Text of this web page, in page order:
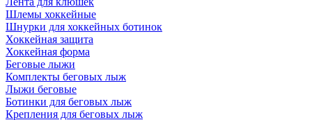
Шлемы хоккейные
Шнурки для хоккейных ботинок
Хоккейная защита
Хоккейная форма
Беговые лыжи
Комплекты беговых лыж
Лыжи беговые
Ботинки для беговых лыж
Крепления для беговых лыж